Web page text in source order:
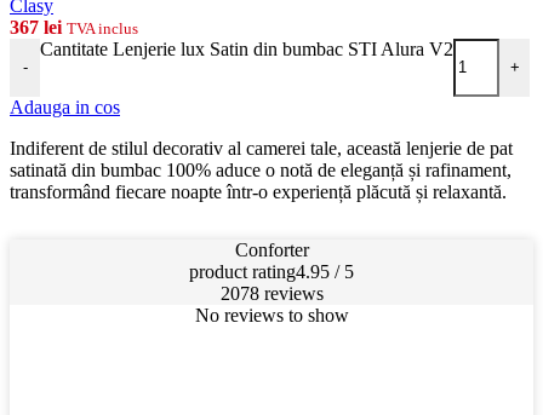
Clasy
367 lei TVA inclus
-
Cantitate Lenjerie lux Satin din bumbac STI Alura V2
+
Adauga in cos
Indiferent de stilul decorativ al camerei tale, această lenjerie de pat
satinată din bumbac 100% aduce o notă de eleganță și rafinament,
transformând fiecare noapte într-o experiență plăcută și relaxantă.
Conforter
product rating4.95 / 5
2078 reviews
No reviews to show